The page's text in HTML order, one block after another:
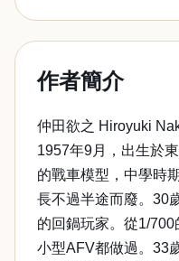
作者簡介
仲田欲之 Hiroyuki
1957年9月，出生於
的戰車模型，中學時
長不過半途而廢。30
的回鍋玩家。從1/
小型AFV都做過。33